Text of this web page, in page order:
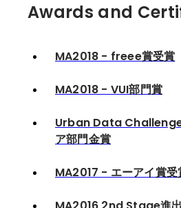
Awards and
MA2018 - freee賞受賞
MA2018 - VUI部門賞
Urban Data
ア部門金賞
MA2017 - エーアイ賞受